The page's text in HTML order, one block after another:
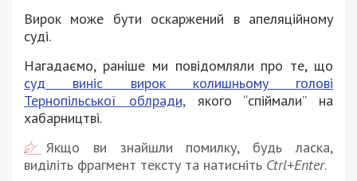
Вирок може бути оскаржений в апеляційному
суді.
Нагадаємо, раніше ми повідомляли про те, що
суд виніс вирок колишньому голові
Тернопільської облради,якого “спіймали” на
хабарництві.
Якщо ви знайшли помилку, будь ласка,
виділіть фрагмент тексту та натисніть Ctrl+Enter.